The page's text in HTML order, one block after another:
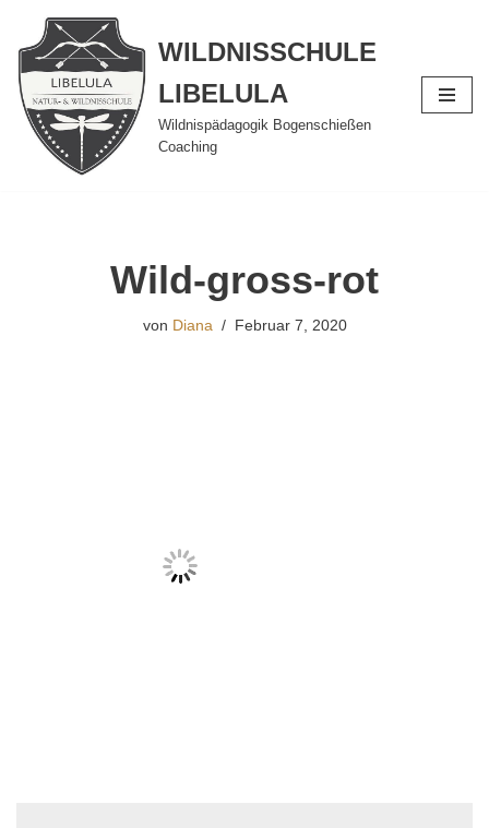
Zum
Inhalt
springen
WILDNISSCHULE
LIBELULA
Wildnispädagogik Bogenschießen
Coaching
Wild-gross-rot
von Diana Februar 7, 2020